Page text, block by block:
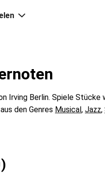
Irving Berlin. Spiele Stücke
den Genres Musical, Jazz,